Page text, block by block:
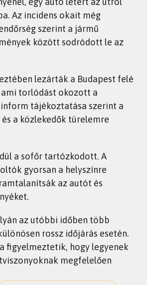
Az incidens okait még
szerint a jármű
között sodródott le az
lezárták a Budapest felé
torlódást okozott a
tájékoztatása szerint a
a közlekedők türelemre
a sofőr tartózkodott. A
gyorsan a helyszínre
az autót és
az utóbbi időben több
rossz időjárás esetén.
figyelmeztetik, hogy legyenek
megfelelően